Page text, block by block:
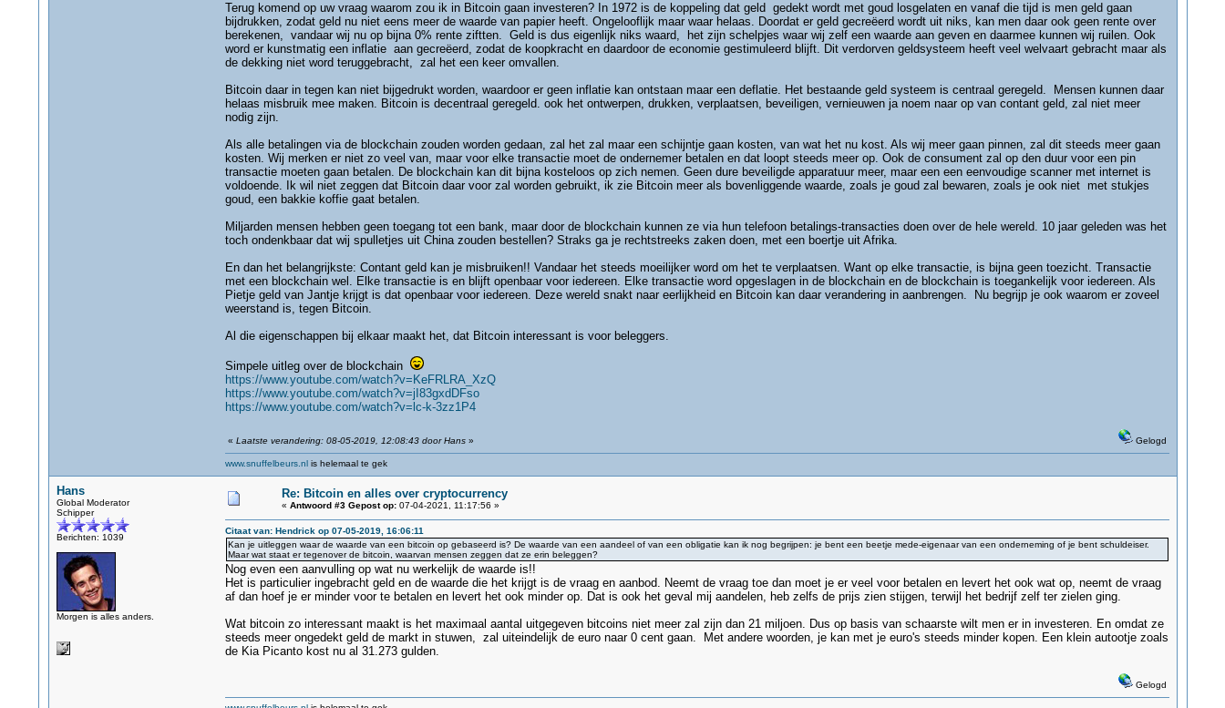
Terug komend op uw vraag waarom zou ik in Bitcoin gaan investeren? In 1972 is de koppeling dat geld gedekt wordt met goud losgelaten en vanaf die tijd is men geld gaan
bijdrukken, zodat geld nu niet eens meer de waarde van papier heeft. Ongelooflijk maar waar helaas. Doordat er geld gecreëerd wordt uit niks, kan men daar ook geen rente over
berekenen, vandaar wij nu op bijna 0% rente ziftten. Geld is dus eigenlijk niks waard, het zijn schelpjes waar wij zelf een waarde aan geven en daarmee kunnen wij ruilen. Ook
word er kunstmatig een inflatie aan gecreëerd, zodat de koopkracht en daardoor de economie gestimuleerd blijft. Dit verdorven geldsysteem heeft veel welvaart gebracht maar als
de dekking niet word teruggebracht, zal het een keer omvallen.
Bitcoin daar in tegen kan niet bijgedrukt worden, waardoor er geen inflatie kan ontstaan maar een deflatie. Het bestaande geld systeem is centraal geregeld. Mensen kunnen daar
helaas misbruik mee maken. Bitcoin is decentraal geregeld. ook het ontwerpen, drukken, verplaatsen, beveiligen, vernieuwen ja noem naar op van contant geld, zal niet meer
nodig zijn.
Als alle betalingen via de blockchain zouden worden gedaan, zal het zal maar een schijntje gaan kosten, van wat het nu kost. Als wij meer gaan pinnen, zal dit steeds meer gaan
kosten. Wij merken er niet zo veel van, maar voor elke transactie moet de ondernemer betalen en dat loopt steeds meer op. Ook de consument zal op den duur voor een pin
transactie moeten gaan betalen. De blockchain kan dit bijna kosteloos op zich nemen. Geen dure beveiligde apparatuur meer, maar een een eenvoudige scanner met internet is
voldoende. Ik wil niet zeggen dat Bitcoin daar voor zal worden gebruikt, ik zie Bitcoin meer als bovenliggende waarde, zoals je goud zal bewaren, zoals je ook niet met stukjes
goud, een bakkie koffie gaat betalen.
Miljarden mensen hebben geen toegang tot een bank, maar door de blockchain kunnen ze via hun telefoon betalings-transacties doen over de hele wereld. 10 jaar geleden was het
toch ondenkbaar dat wij spulletjes uit China zouden bestellen? Straks ga je rechtstreeks zaken doen, met een boertje uit Afrika.
En dan het belangrijkste: Contant geld kan je misbruiken!! Vandaar het steeds moeilijker word om het te verplaatsen. Want op elke transactie, is bijna geen toezicht. Transactie
met een blockchain wel. Elke transactie is en blijft openbaar voor iedereen. Elke transactie word opgeslagen in de blockchain en de blockchain is toegankelijk voor iedereen. Als
Pietje geld van Jantje krijgt is dat openbaar voor iedereen. Deze wereld snakt naar eerlijkheid en Bitcoin kan daar verandering in aanbrengen. Nu begrijp je ook waarom er zoveel
weerstand is, tegen Bitcoin.
Al die eigenschappen bij elkaar maakt het, dat Bitcoin interessant is voor beleggers.
Simpele uitleg over de blockchain
https://www.youtube.com/watch?v=KeFRLRA_XzQ
https://www.youtube.com/watch?v=jI83gxdDFso
https://www.youtube.com/watch?v=lc-k-3zz1P4
« Laatste verandering: 08-05-2019, 12:08:43 door Hans» Gelogd
www.snuffelbeurs.nlis helemaal te gek
Hans
Global Moderator
Schipper
Berichten: 1039
Morgen is alles anders.
Re: Bitcoin en alles over cryptocurrency
« Antwoord #3 Gepost op:07-04-2021, 11:17:56 »
Citaat van: Hendrick op 07-05-2019, 16:06:11
Kan je uitleggen waar de waarde van een bitcoin op gebaseerd is? De waarde van een aandeel of van een obligatie kan ik nog begrijpen: je bent een beetje mede-eigenaar van een onderneming of je bent schuldeiser.
Maar wat staat er tegenover de bitcoin, waarvan mensen zeggen dat ze erin beleggen?
Nog even een aanvulling op wat nu werkelijk de waarde is!!
Het is particulier ingebracht geld en de waarde die het krijgt is de vraag en aanbod. Neemt de vraag toe dan moet je er veel voor betalen en levert het ook wat op, neemt de vraag
af dan hoef je er minder voor te betalen en levert het ook minder op. Dat is ook het geval mij aandelen, heb zelfs de prijs zien stijgen, terwijl het bedrijf zelf ter zielen ging.
Wat bitcoin zo interessant maakt is het maximaal aantal uitgegeven bitcoins niet meer zal zijn dan 21 miljoen. Dus op basis van schaarste wilt men er in investeren. En omdat ze
steeds meer ongedekt geld de markt in stuwen, zal uiteindelijk de euro naar 0 cent gaan. Met andere woorden, je kan met je euro's steeds minder kopen. Een klein autootje zoals
de Kia Picanto kost nu al 31.273 gulden.
Gelogd